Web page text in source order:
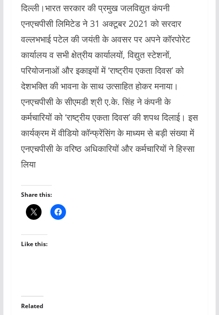
दिल्ली।भारत सरकार की प्रमुख जलविद्युत कंपनी
एनएचपीसी लिमिटेड ने 31 अक्टूबर 2021 को सरदार
वल्लभभाई पटेल की जयंती के अवसर पर अपने कॉरपोरेट
कार्यालय व सभी क्षेत्रीय कार्यालयों, विद्युत स्टेशनों,
परियोजनाओं और इकाइयों में ‘राष्ट्रीय एकता दिवस’ को
देशभक्ति की भावना के साथ उत्साहित होकर मनाया।
एनएचपीसी के सीएमडी श्री ए.के. सिंह ने कंपनी के
कर्मचारियों को ‘राष्ट्रीय एकता दिवस’ की शपथ दिलाई। इस
कार्यक्रम में वीडियो कॉन्फ्रेंसिंग के माध्यम से बड़ी संख्या में
एनएचपीसी के वरिष्ठ अधिकारियों और कर्मचारियों ने हिस्सा
लिया
Share this:
Like this:
Related